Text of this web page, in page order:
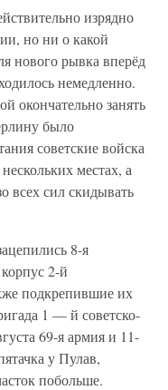
изрядно
но ни о какой
нового рывка вперёд
немедленно.
окончательно занять
было
советские войска
местах, а
всех сил скидывать
8-я
2-й
подкрепившие их
1 — й советско-
69-я армия и 11-
у Пулав,
побольше.